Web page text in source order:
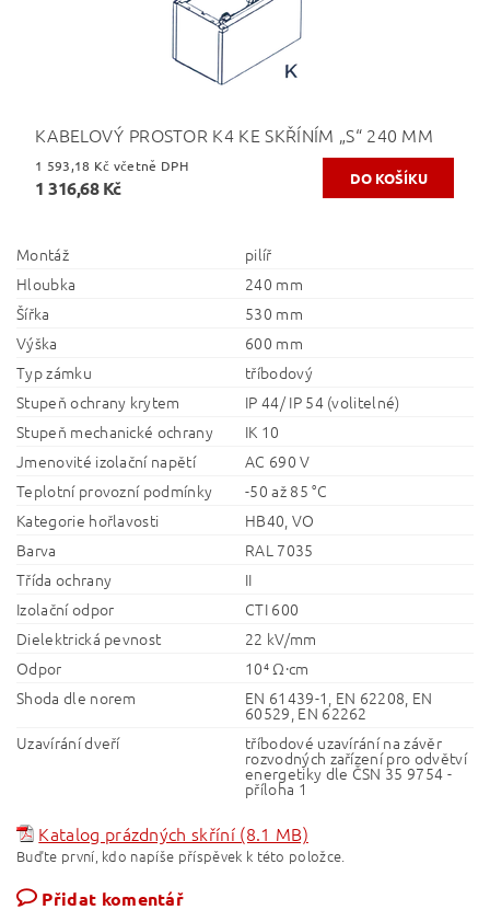
KABELOVÝ PROSTOR K4 KE SKŘÍNÍM „S“ 240 MM
1 593,18 Kč včetně DPH
1 316,68 Kč
Montáž
pilíř
Hloubka
240 mm
Šířka
530 mm
Výška
600 mm
Typ zámku
tříbodový
Stupeň ochrany krytem
IP 44/ IP 54 (volitelné)
Stupeň mechanické ochrany
IK 10
Jmenovité izolační napětí
AC 690 V
Teplotní provozní podmínky
-50 až 85 °C
Kategorie hořlavosti
HB40, VO
Barva
RAL 7035
Třída ochrany
II
Izolační odpor
CTI 600
Dielektrická pevnost
22 kV/mm
Odpor
10⁴ Ω·cm
Shoda dle norem
EN 61439-1, EN 62208, EN
60529, EN 62262
Uzavírání dveří
tříbodové uzavírání na závěr
rozvodných zařízení pro odvětví
energetiky dle ČSN 35 9754 -
příloha 1
Katalog prázdných skříní (8.1 MB)
Buďte první, kdo napíše příspěvek k této položce.
Přidat komentář